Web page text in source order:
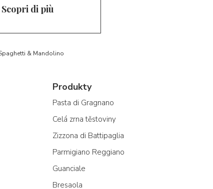
Scopri di più
& Mandolino
Produkty
Pasta di Gragnano
Celá zrna těstoviny
Zizzona di Battipaglia
Parmigiano Reggiano
Guanciale
Bresaola